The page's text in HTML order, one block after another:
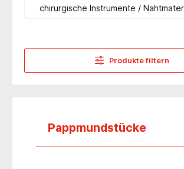
chirurgische Instrumente /
Produkte filtern
Pappmundstücke